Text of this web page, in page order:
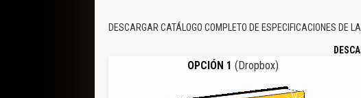
DESCARGAR CATÁLOGO COMPLETO DE ESPECIFICACIONES DE
OPCIÓN 1 (Dropbox)